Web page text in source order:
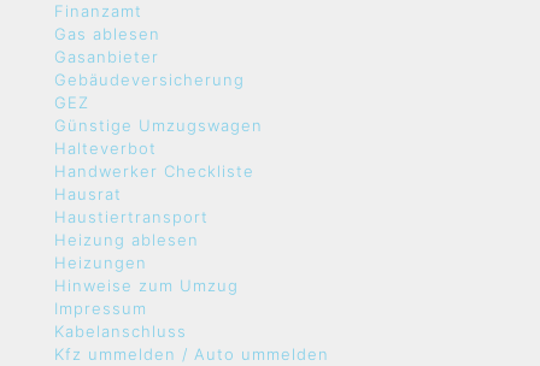
Finanzamt
Gas ablesen
Gasanbieter
Gebäudeversicherung
GEZ
Günstige Umzugswagen
Halteverbot
Handwerker Checkliste
Hausrat
Haustiertransport
Heizung ablesen
Heizungen
Hinweise zum Umzug
Impressum
Kabelanschluss
Kfz ummelden / Auto ummelden